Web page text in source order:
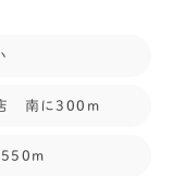
店 南に300m